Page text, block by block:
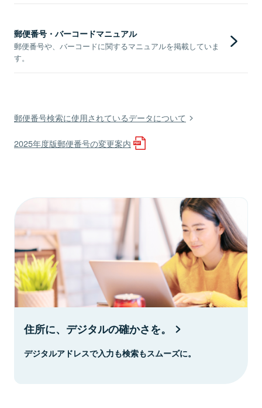
郵便番号・バーコードマニュアル
郵便番号や、バーコードに関するマニュアルを掲載していま
す。
郵便番号検索に使用されているデータについて
2025年度版郵便番号の変更案内
住所に、デジタルの確かさを。
デジタルアドレスで入力も検索もスムーズに。